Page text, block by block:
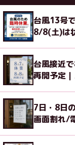
台風13号
8/8(土)は
台風接近
再開予定
7日・8日
画面割れ/